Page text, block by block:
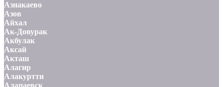
Азнакаево
Азов
Айхал
Ак-Довурак
Акбулак
Аксай
Акташ
Алагир
Алакуртти
Алапаевск